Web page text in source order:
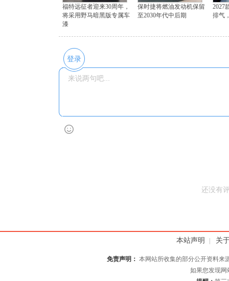
福特远征者迎来30周年，
将采用野马暗黑版专属车
漆
保时捷将燃油发动机保留
至2030年代中后期
2027
排气
登录
还没有
本站声明 关
免责声明： 本网站所收集的部分公开资料来
如果您发现网